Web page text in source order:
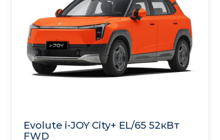
Evolute i-JOY City+ EL/65 52кВт
FWD